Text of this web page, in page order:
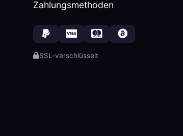
Zahlungsmethoden
SSL-verschlüsselt